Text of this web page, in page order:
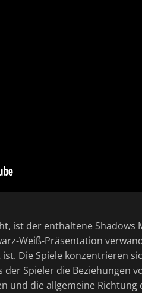
ist der enthaltene
Weiß-Präsentation
Die Spiele konzentrieren
der Spieler die Beziehungen
und die allgemeine